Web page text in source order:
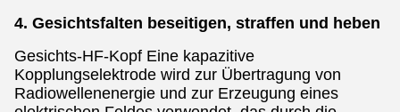
4. Gesichtsfalten beseitigen, straffen und heben
Gesichts-HF-Kopf Eine kapazitive
Kopplungselektrode wird zur Übertragung von
Radiowellenenergie und zur Erzeugung eines